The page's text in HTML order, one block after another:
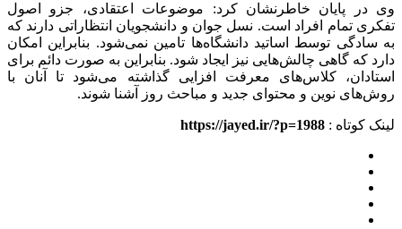
وی در پایان خاطرنشان کرد: موضوعات اعتقادی، جزو اصول
تفکری تمام افراد است. نسل جوان و دانشجویان انتظاراتی دارند که
به سادگی توسط اساتید دانشگاه‌ها تامین نمی‌شود. بنابراین امکان
دارد که گاهی چالش‌هایی نیز ایجاد شود. بنابراین به صورت دائم برای
استادان، کلاس‌های معرفت افزایی گذاشته می‌شود تا آنان با
روش‌های نوین و محتوای جدید و مباحث روز آشنا شوند.
لینک کوتاه : https://jayed.ir/?p=1988